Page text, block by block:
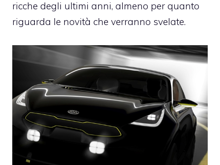
ricche degli ultimi anni, almeno per quanto
riguarda le novità che verranno svelate.